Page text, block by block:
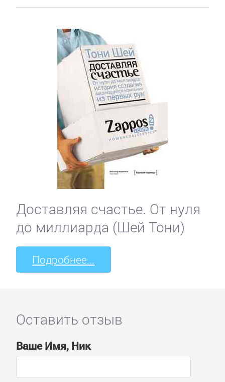
Доставляя счастье. От нуля
до миллиарда (Шей Тони)
Подробнее...
Оставить отзыв
Ваше Имя, Ник